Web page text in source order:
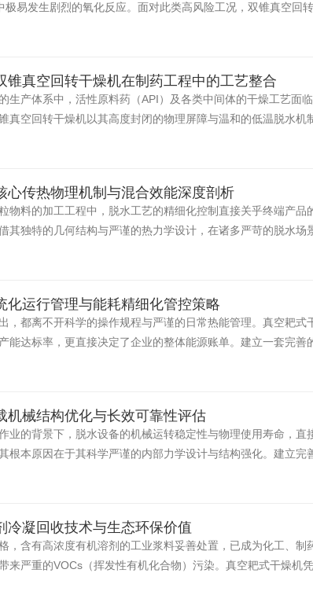
极易发生剧烈的氧化反应。面对此类高风险工况，双锥真空回
锥真空回转干燥机在制药工程中的工艺整合
生产体系中，活性原料药（API）及各类中间体的干燥工艺面
真空回转干燥机以其高度封闭的物理屏障与温和的低温脱水
心传热物理机制与混合效能深度剖析
物料的加工工程中，脱水工艺的精细化控制直接关乎终端产
其独特的几何结构与严谨的热力学设计，在诸多严苛的脱水
化运行管理与能耗精细化管控策略
，都离不开科学的操作规程与严谨的日常热能管理。真空耙
能达标率，更直接决定了企业的整体能源账单。建立一套完
机械结构优化与长效可靠性评估
业的背景下，脱水设备的机械运转稳定性与物理使用寿命，
根本原因在于其科学严谨的内部力学设计与结构强化。建立
冷凝回收技术与生态环保价值
，含有高浓度有机溶剂的工业浆料妥善处置，已成为化工、
来严重的VOCs（挥发性有机化合物）污染。真空耙式干燥机